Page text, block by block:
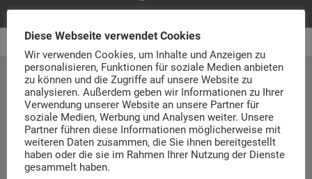
Ihre Kfz Zulassung in Jülich.
Kfz Zulassung Jülich
Große Rurstr. 33
52428 Jülich
Tel.: 02461 93 646 00
Diese Webseite verwendet Cookies
Wir verwenden Cookies, um Inhalte und Anzeigen zu
personalisieren, Funktionen für soziale Medien anbieten
zu können und die Zugriffe auf unsere Website zu
analysieren. Außerdem geben wir Informationen zu Ihrer
Verwendung unserer Website an unsere Partner für
soziale Medien, Werbung und Analysen weiter. Unsere
Partner führen diese Informationen möglicherweise mit
weiteren Daten zusammen, die Sie ihnen bereitgestellt
haben oder die sie im Rahmen Ihrer Nutzung der Dienste
gesammelt haben.